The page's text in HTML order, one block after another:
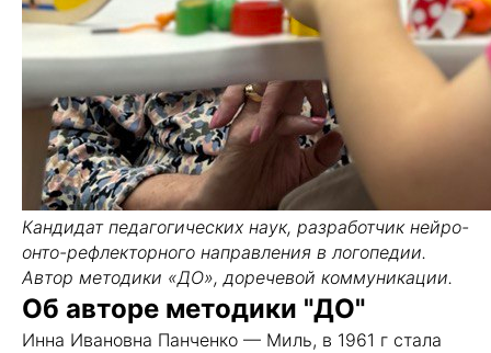
Кандидат педагогических наук, разработчик нейро-
онто-рефлекторного направления в логопедии.
Автор методики «ДО», доречевой коммуникации.
Об авторе методики "ДО"
Инна Ивановна Панченко — Миль, в 1961 г стала